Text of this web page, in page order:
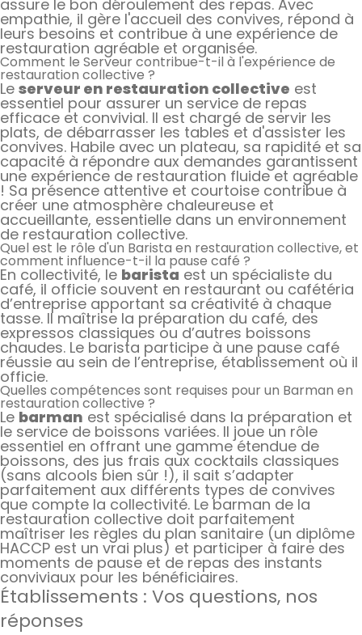
assure le bon déroulement des repas. Avec
empathie, il gère l'accueil des convives, répond à
leurs besoins et contribue à une expérience de
restauration agréable et organisée.
Comment le Serveur contribue-t-il à l'expérience de
restauration collective ?
Le serveur en restauration collective est
essentiel pour assurer un service de repas
efficace et convivial. Il est chargé de servir les
plats, de débarrasser les tables et d'assister les
convives. Habile avec un plateau, sa rapidité et sa
capacité à répondre aux demandes garantissent
une expérience de restauration fluide et agréable
! Sa présence attentive et courtoise contribue à
créer une atmosphère chaleureuse et
accueillante, essentielle dans un environnement
de restauration collective.
Quel est le rôle d'un Barista en restauration collective, et
comment influence-t-il la pause café ?
En collectivité, le barista est un spécialiste du
café, il officie souvent en restaurant ou cafétéria
d’entreprise apportant sa créativité à chaque
tasse. Il maîtrise la préparation du café, des
expressos classiques ou d’autres boissons
chaudes. Le barista participe à une pause café
réussie au sein de l’entreprise, établissement où il
officie.
Quelles compétences sont requises pour un Barman en
restauration collective ?
Le barman est spécialisé dans la préparation et
le service de boissons variées. Il joue un rôle
essentiel en offrant une gamme étendue de
boissons, des jus frais aux cocktails classiques
(sans alcools bien sûr !), il sait s’adapter
parfaitement aux différents types de convives
que compte la collectivité. Le barman de la
restauration collective doit parfaitement
maîtriser les règles du plan sanitaire (un diplôme
HACCP est un vrai plus) et participer à faire des
moments de pause et de repas des instants
conviviaux pour les bénéficiaires.
Établissements : Vos questions, nos
réponses